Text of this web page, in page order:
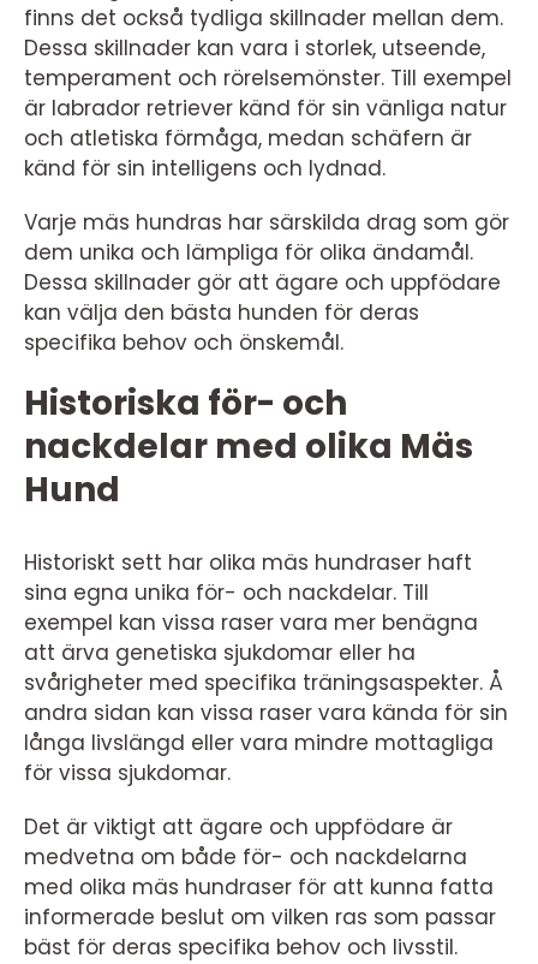
finns det också tydliga skillnader mellan dem.
Dessa skillnader kan vara i storlek, utseende,
temperament och rörelsemönster. Till exempel
är labrador retriever känd för sin vänliga natur
och atletiska förmåga, medan schäfern är
känd för sin intelligens och lydnad.
Varje mäs hundras har särskilda drag som gör
dem unika och lämpliga för olika ändamål.
Dessa skillnader gör att ägare och uppfödare
kan välja den bästa hunden för deras
specifika behov och önskemål.
Historiska för- och
nackdelar med olika Mäs
Hund
Historiskt sett har olika mäs hundraser haft
sina egna unika för- och nackdelar. Till
exempel kan vissa raser vara mer benägna
att ärva genetiska sjukdomar eller ha
svårigheter med specifika träningsaspekter. Å
andra sidan kan vissa raser vara kända för sin
långa livslängd eller vara mindre mottagliga
för vissa sjukdomar.
Det är viktigt att ägare och uppfödare är
medvetna om både för- och nackdelarna
med olika mäs hundraser för att kunna fatta
informerade beslut om vilken ras som passar
bäst för deras specifika behov och livsstil.